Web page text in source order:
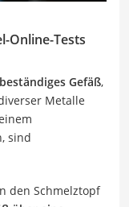
Online-Tests
Gefäß,
Metalle
sind
den Schmelztopf